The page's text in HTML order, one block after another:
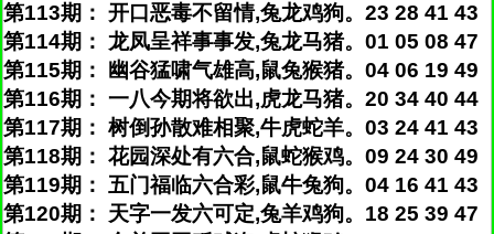
第113期： 开口恶毒不留情,兔龙鸡狗。23 28 41 43
第114期： 龙凤呈祥事事发,兔龙马猪。01 05 08 47
第115期： 幽谷猛啸气雄高,鼠兔猴猪。04 06 19 49
第116期： 一八今期将欲出,虎龙马猪。20 34 40 44
第117期： 树倒孙散难相聚,牛虎蛇羊。03 24 41 43
第118期： 花园深处有六合,鼠蛇猴鸡。09 24 30 49
第119期： 五门福临六合彩,鼠牛兔狗。04 16 41 43
第120期： 天字一发六可定,兔羊鸡狗。18 25 39 47